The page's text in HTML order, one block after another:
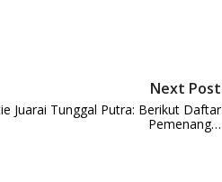
Next Post
Juarai Tunggal Putra: Berikut Daftar
Pemenang…